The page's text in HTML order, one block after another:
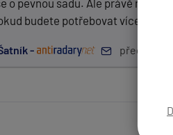
o pevnou sadu. Ale právě
budete potřebovat více
- před 14 roky